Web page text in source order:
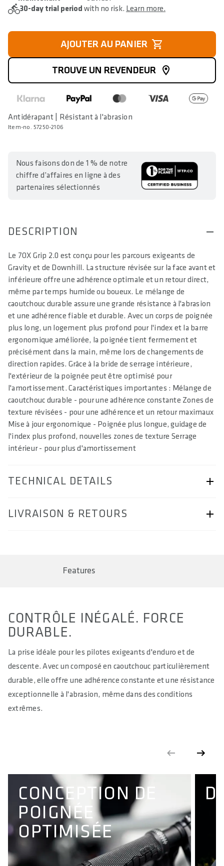
30-day trial period with no risk. Learn more.
AJOUTER AU PANIER
TROUVE UN REVENDEUR
Antidérapant | Résistant à l'abrasion
Item-no. 57250-2106
Nous faisons don de 1 % de notre
chiffre d’affaires en ligne à des
partenaires sélectionnés
DESCRIPTION
Le 7OX Grip 2.0 est conçu pour les parcours exigeants de
Gravity et de Downhill. La structure révisée sur la face avant et
inférieure offre une adhérence optimale et un retour direct,
même par temps humide ou boueux. Le mélange de
caoutchouc durable assure une grande résistance à l'abrasion
et une adhérence fiable et durable. Avec un corps de poignée
plus long, un logement plus profond pour l'index et la barre
ergonomique améliorée, la poignée tient fermement et
précisément dans la main, même lors de changements de
direction rapides. Grâce à la bride de serrage intérieure,
l'extérieur de la poignée peut être optimisé pour
l'amortissement. Caractéristiques importantes : Mélange de
caoutchouc durable - pour une adhérence constante Zones de
texture révisées - pour une adhérence et un retour maximaux
Mise à jour ergonomique - Poignée plus longue, guidage de
l'index plus profond, nouvelles zones de texture Serrage
intérieur - pour plus d'amortissement
TECHNICAL DETAILS
ARTICLE NUMBER
WEIGHT(S) IN G (PAIR)
104 / 118 / 145
SIZE(S)
S / M / L
CIRCUMFERENCE IN MM (1/3 OF TOTAL LENGTH)
96 / 99 /105
MATERIAL
Shock Absorption TPE Compound
MATERIAL CLAMPING RINGS
Aluminum
MAXIMUM TORQUE IN NM
LIVRAISON & RETOURS
Features
CONTRÔLE INÉGALÉ. FORCE
DURABLE.
La prise idéale pour les pilotes exigeants d'enduro et de
descente. Avec un composé en caoutchouc particulièrement
durable, elle offre une adhérence constante et une résistance
exceptionnelle à l'abrasion, même dans des conditions
extrêmes.
CONCEPTION DE
POIGNÉE
OPTIMISÉE